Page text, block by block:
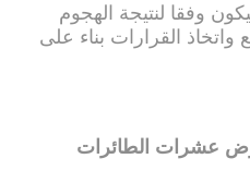
وفقا لنتيجة الهجوم
واتخاذ القرارات بناء على
عشرات الطائرات